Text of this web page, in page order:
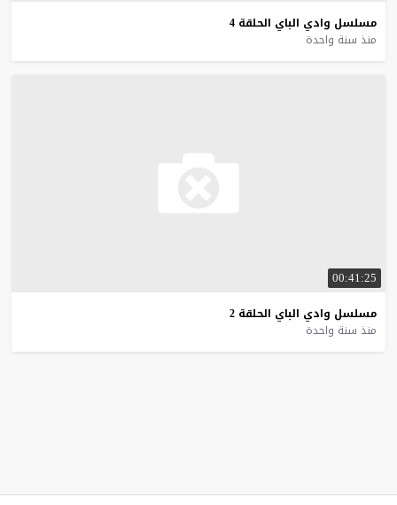
مسلسل وادي الباي الحلقة 4
منذ سنة واحدة
00:41:25
مسلسل وادي الباي الحلقة 2
منذ سنة واحدة